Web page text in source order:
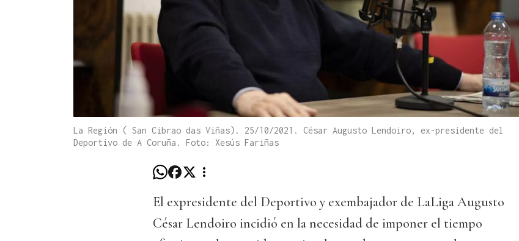
La Región ( San Cibrao das Viñas). 25/10/2021. César Augusto Lendoiro, ex-presidente del
Deportivo de A Coruña. Foto: Xesús Fariñas
El expresidente del Deportivo y exembajador de LaLiga Augusto
César Lendoiro incidió en la necesidad de imponer el tiempo